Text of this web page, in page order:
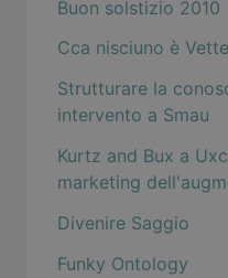
Buon solstizio 2010
Cca nisciuno è
Strutturare la
intervento a Smau
Kurtz and Bux a
marketing
Divenire Saggio
Funky Ontology